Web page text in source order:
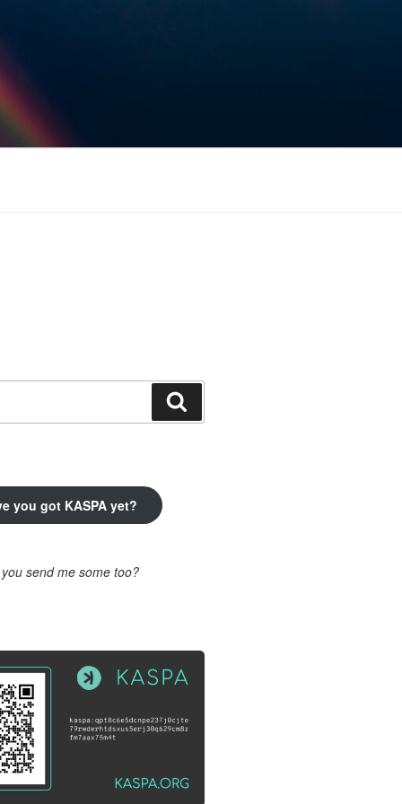
you got KASPA yet?
you send me some too?